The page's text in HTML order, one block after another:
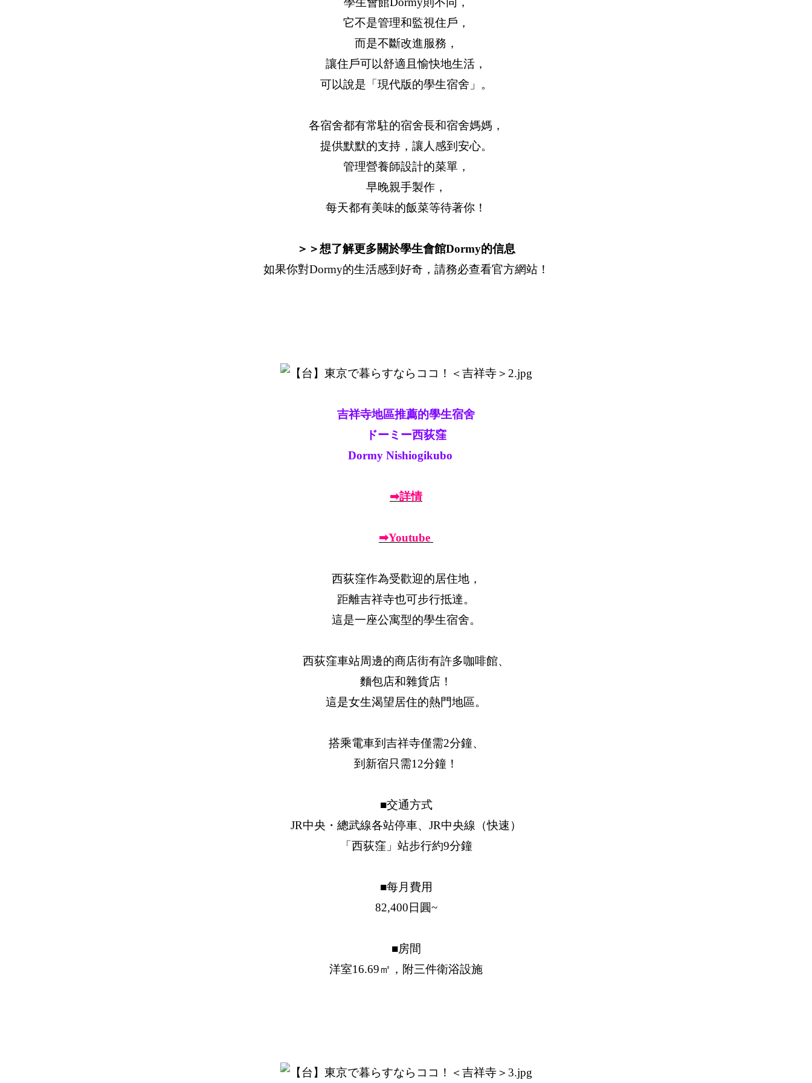
它不是管理和監視住戶，
而是不斷改進服務，
讓住戶可以舒適且愉快地生活，
可以說是「現代版的學生宿舍」。
各宿舍都有常駐的宿舍長和宿舍媽媽，
提供默默的支持，讓人感到安心。
管理營養師設計的菜單，
早晚親手製作，
每天都有美味的飯菜等待著你！
＞＞想了解更多關於學生會館Dormy的信息
如果你對Dormy的生活感到好奇，請務必查看官方網站！
吉祥寺地區推薦的學生宿舍
ドーミー西荻窪
Dormy Nishiogikubo
➡詳情
➡Youtube
西荻窪作為受歡迎的居住地，
距離吉祥寺也可步行抵達。
這是一座公寓型的學生宿舍。
西荻窪車站周邊的商店街有許多咖啡館、
麵包店和雜貨店！
這是女生渴望居住的熱門地區。
搭乘電車到吉祥寺僅需2分鐘、
到新宿只需12分鐘！
■交通方式
JR中央・總武線各站停車、JR中央線（快速）
「西荻窪」站步行約9分鐘
■每月費用
82,400日圓~
■房間
洋室16.69㎡，附三件衛浴設施